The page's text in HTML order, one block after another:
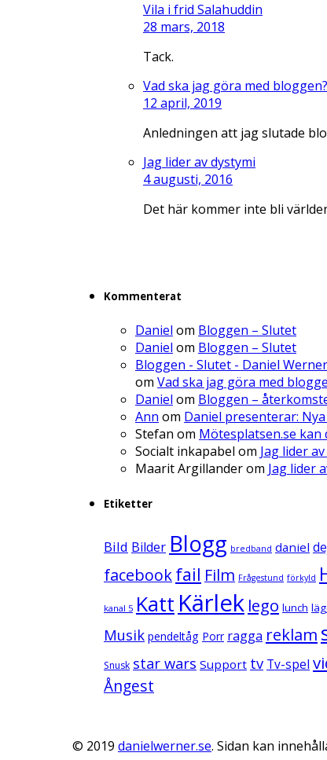
Vila i frid Salahuddin
28 mars, 2018
Tack.
Vad ska jag göra med bloggen?
12 april, 2019
Anledningen att jag slutade
Jag lider av dystymi
4 augusti, 2016
Det här kommer inte bli
Kommenterat
Daniel om Bloggen – Slutet
Daniel om Bloggen – Slutet
Bloggen - Slutet - Daniel
om Vad ska jag göra med
Daniel om Bloggen –
Ann om Daniel presenterar:
Stefan om Mötesplatsen.se kan
Socialt inkapabel om Jag lider
Maarit Argillanderom Jag lider
Etiketter
Bild Bilder Blogg bredband daniel
facebookfail Film Frågestund förkyld
kanal 5 Katt Kärlek lego lunch
Musik pendeltåg Porr ragga reklam
Snusk star wars Support tv Tv-spel
Ångest
© 2019 danielwerner.se. Sidan kan